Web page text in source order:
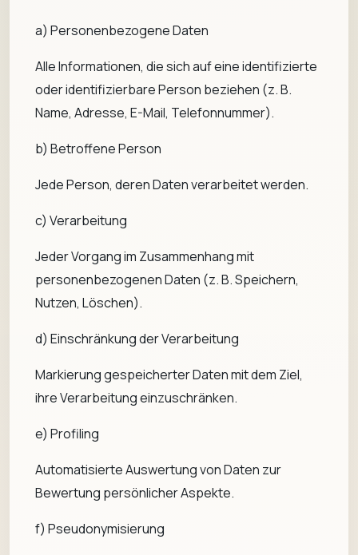
a) Personenbezogene Daten
Alle Informationen, die sich auf eine identifizierte
oder identifizierbare Person beziehen (z. B.
Name, Adresse, E-Mail, Telefonnummer).
b) Betroffene Person
Jede Person, deren Daten verarbeitet werden.
c) Verarbeitung
Jeder Vorgang im Zusammenhang mit
personenbezogenen Daten (z. B. Speichern,
Nutzen, Löschen).
d) Einschränkung der Verarbeitung
Markierung gespeicherter Daten mit dem Ziel,
ihre Verarbeitung einzuschränken.
e) Profiling
Automatisierte Auswertung von Daten zur
Bewertung persönlicher Aspekte.
f) Pseudonymisierung